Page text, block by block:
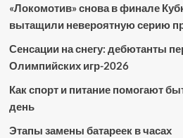
«Локомотив» снова в финале
вытащили невероятную серию
Сенсации на снегу: дебютанты
Олимпийских игр-2026
Как спорт и питание помогают
день
Этапы замены батареек в часах